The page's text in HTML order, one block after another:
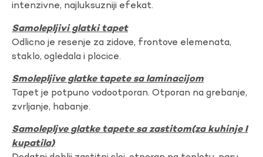
intenzivne, najluksuzniji efekat.
Samolepljivi glatki tapet
Odlicno je resenje za zidove, frontove elemenata,
staklo, ogledala i plocice.
Smolepljive glatke tapete sa laminacijom
Tapet je potpuno vodootporan. Otporan na grebanje,
zvrljanje, habanje.
Samolepljve glatke tapete sa zastitom(za kuhinje I
kupatila)